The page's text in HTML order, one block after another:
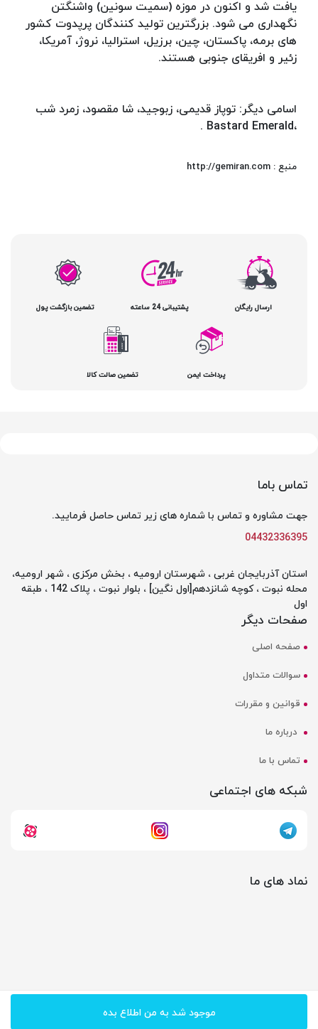
یافت شد و اکنون در موزه (سمیت سونین) واشنگتن
نگهداری می شود. بزرگترین تولید کنندگان پرپدوت کشور
های برمه، پاکستان، چین، برزیل، استرالیا، نروژ، آمریکا،
زئیر و افریقای جنوبی هستند.
اسامی دیگر: توپاز قدیمی، زبوجید، شا مقصود، زمرد شب
،Bastard Emerald .
منبع : http://gemiran.com
موجود شد به من اطلاع بده
ارسال رایگان پشتیبانی 24 ساعته تضمین بازگشت پول
پرداخت ایمن تضمین صالت کالا
تماس باما
جهت مشاوره و تماس با شماره های زیر تماس حاصل فرمایید.
04432336395
استان آذربایجان غربی ، شهرستان ارومیه ، بخش مرکزی ، شهر ارومیه،
محله نبوت ، کوچه شانزدهم[اول نگین] ، بلوار نبوت ، پلاک 142 ، طبقه
اول
صفحات دیگر
صفحه اصلی
سوالات متداول
قوانین و مقررات
درباره ما
تماس با ما
شبکه های اجتماعی
نماد های ما
تمامی حقوق مادی و معنوی اپلیکیشن و سایت، برای گروه
گروه طراحی و برنامه نویسی زریاوب